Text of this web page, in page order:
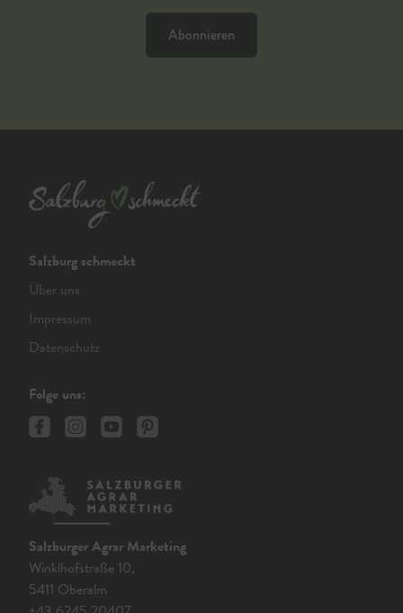
Abonnieren
Salzburg schmeckt
Über uns
Impressum
Datenschutz
Folge uns:
Salzburger Agrar Marketing
Winklhofstraße 10,
5411 Oberalm